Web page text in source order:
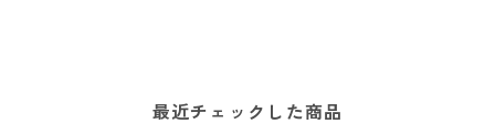
最近チェックした商品